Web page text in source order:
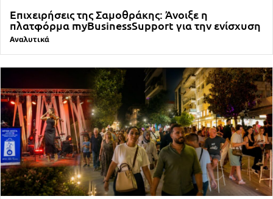
Επιχειρήσεις της Σαμοθράκης: Άνοιξε η
πλατφόρμα myBusinessSupport για την ενίσχυση
Αναλυτικά